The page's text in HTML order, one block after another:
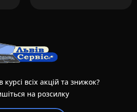
курсі всіх акцій та знижок?
на розсилку